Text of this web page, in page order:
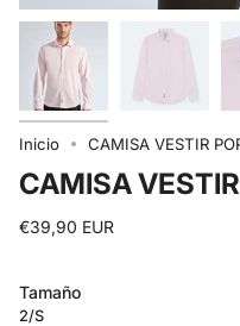
Inicio CAMISA VESTIR
CAMISA
€39,90 EUR
Tamaño
2/S